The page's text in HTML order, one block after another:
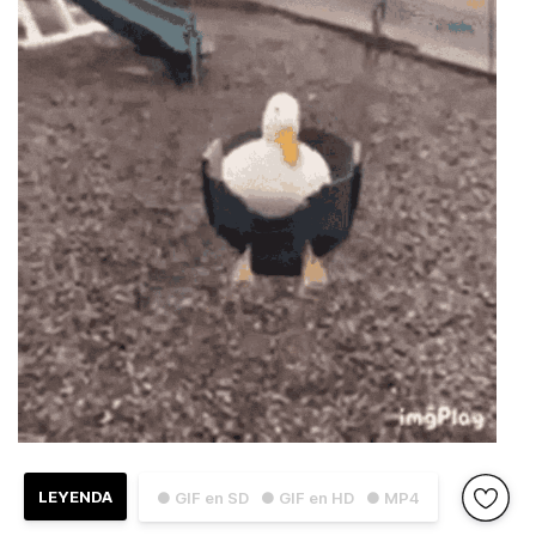
● GIF en SD ● GIF en HD ● MP4
LEYENDA